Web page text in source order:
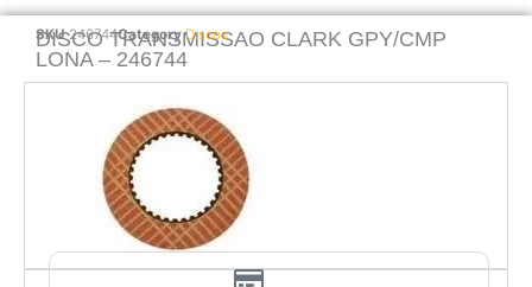
DISCO TRANSMISSAO CLARK GPY/CMP
LONA – 246744
SKU246744Category Discos